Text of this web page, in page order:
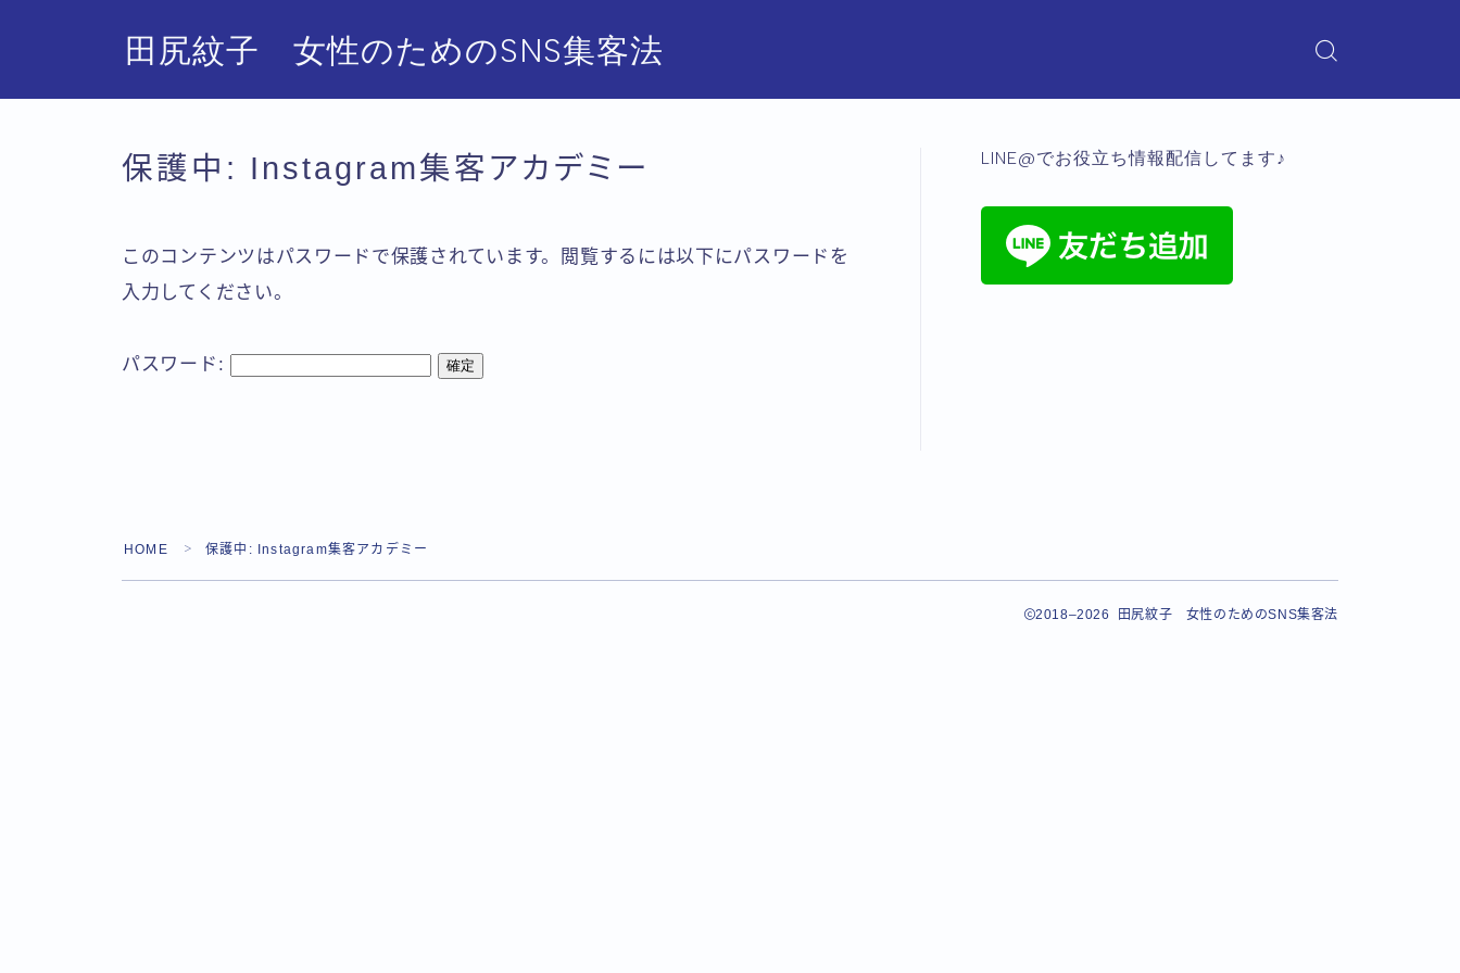
田尻紋子 女性のためのSNS集客法
保護中: Instagram集客アカデミー
このコンテンツはパスワードで保護されています。閲覧するには以下にパスワードを
入力してください。
パスワード:
LINE@でお役立ち情報配信してます♪
HOME ＞ 保護中: Instagram集客アカデミー
2018–2026 田尻紋子 女性のためのSNS集客法